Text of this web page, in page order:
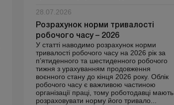
28.07.2026
Розрахунок норми тривалості
робочого часу – 2026
У статті наводимо розрахунок норми
тривалості робочого часу на 2026 рік за
п’ятиденного та шестиденного робочого
тижня з урахуванням продовження
воєнного стану до кінця 2026 року. Облік
робочого часу є важливою частиною
організації праці, тому роботодавці мають
розраховувати норму його тривало...